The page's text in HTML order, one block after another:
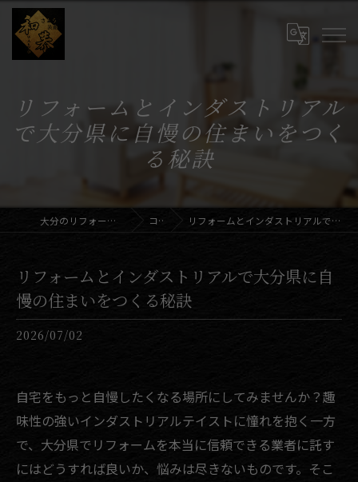
リフォームとインダストリアル
で大分県に自慢の住まいをつく
る秘訣
大分のリフォームならさとう装飾和恭 コラム リフォームとインダストリアルで大分県に自慢の住まいをつくる秘訣
リフォームとインダストリアルで大分県に自
慢の住まいをつくる秘訣
2026/07/02
自宅をもっと自慢したくなる場所にしてみませんか？趣
味性の強いインダストリアルテイストに憧れを抱く一方
で、大分県でリフォームを本当に信頼できる業者に託す
にはどうすれば良いか、悩みは尽きないものです。そこ